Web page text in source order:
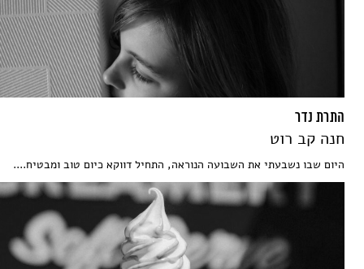
התרת נדר
חנה קב רוט
היום שבו נשבעתי את השבועה הנוראה, התחיל דווקא כיום טוב ומבטיח....